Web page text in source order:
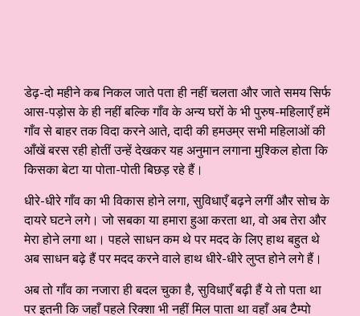
डेढ़-दो महीने कब निकल जाते पता ही नहीं चलता और जाते समय सिर्फ
आस-पड़ोस के ही नहीं बल्कि गाँव के अन्य घरों के भी पुरुष-महिलाएँ हमें
गाँव से बाहर तक विदा करने आते, दादी की हमउम्र सभी महिलाओं की
आँखें बरस रही होतीं उन्हें देखकर यह अनुमान लगाना मुश्किल होता कि
किसका बेटा या पोता-पोती बिछड़ रहे हैं।
धीरे-धीरे गाँव का भी विकास होने लगा, सुविधाएँ बढ़ने लगीं और सोच के
दायरे घटने लगे। जो सबका या हमारा हुआ करता था, वो अब तेरा और
मेरा होने लगा था। पहले साधन कम थे पर मदद के लिए हाथ बहुत थे
अब साधन बढ़े हैं पर मदद करने वाले हाथ धीरे-धीरे लुप्त होने लगे हैं।
अब तो गाँव का नजारा ही बदल चुका है, सुविधाएँ बढ़ी हैं ये तो पता था
पर इतनी कि जहाँ पहले रिक्शा भी नहीं मिल पाता था वहाँ अब टैम्पो